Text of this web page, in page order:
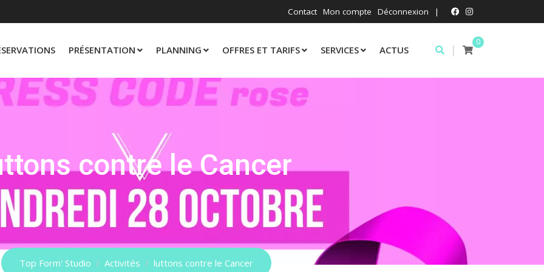
Contact Mon compte Déconnexion |
PRÉSENTATION PLANNING OFFRES ET TARIFS SERVICES ACTUS
0
|
contre le Cancer
Top Form' Studio / Activités / luttons contre le Cancer